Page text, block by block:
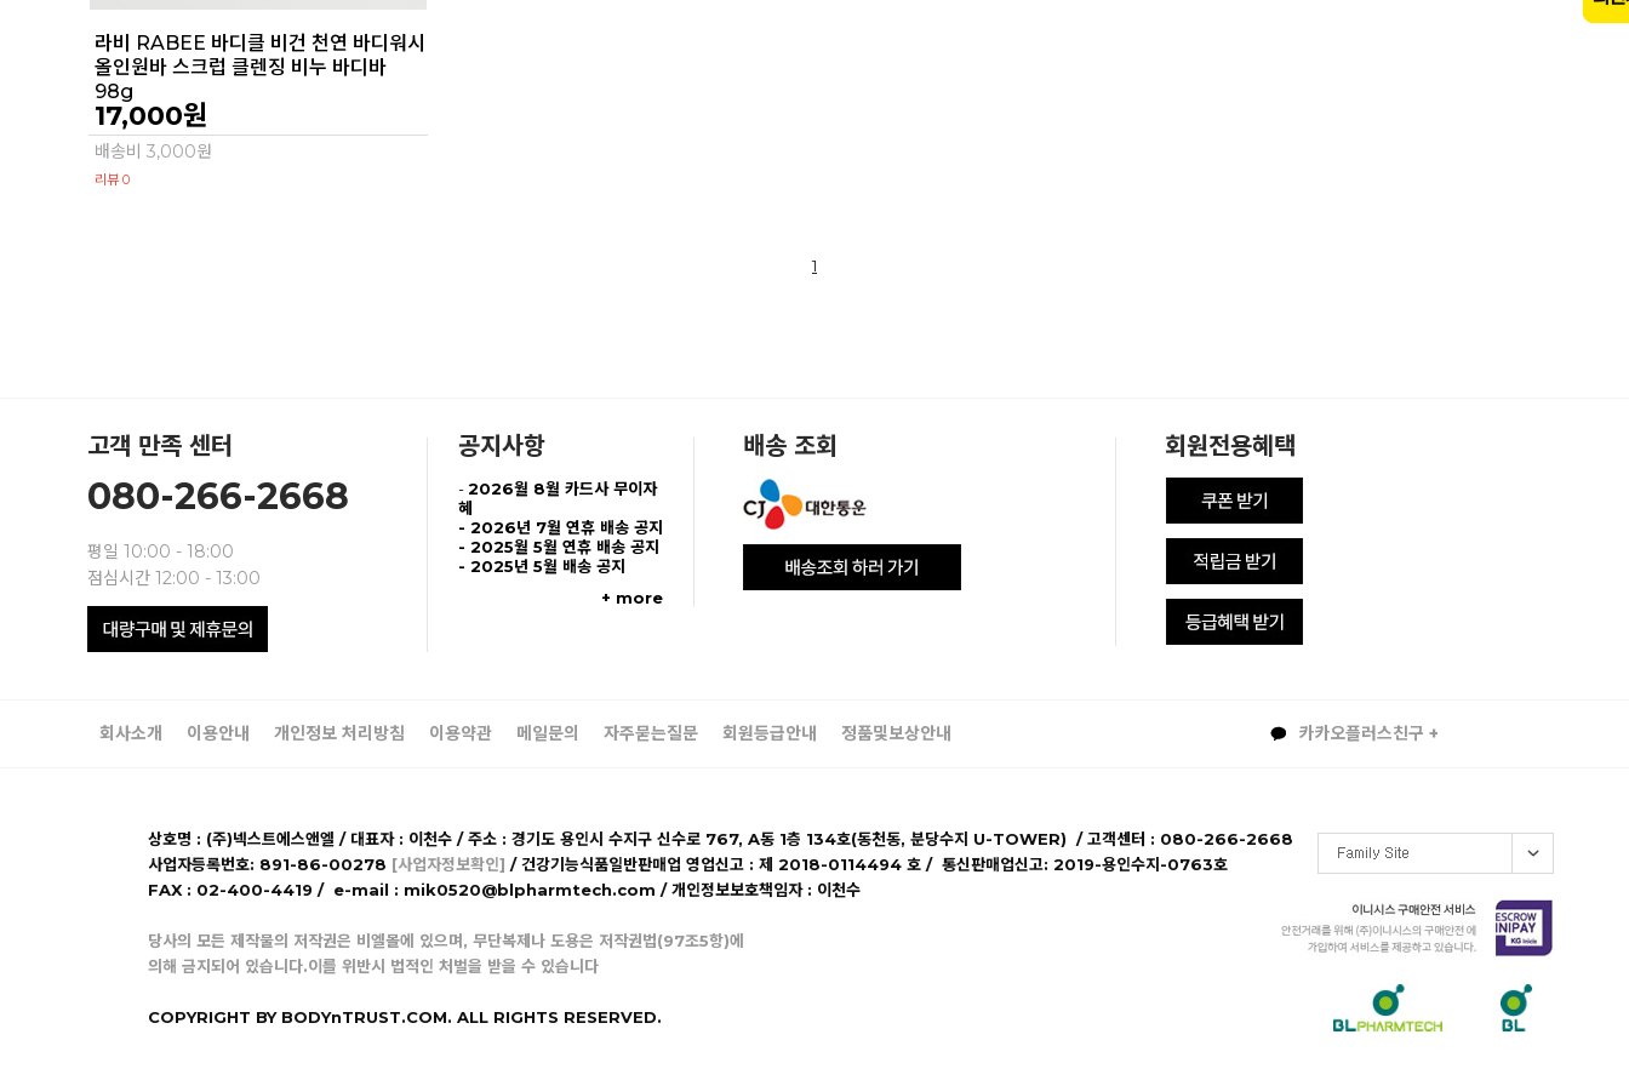
라비 RABEE 바디클 비건 천연 바디워시
올인원바 스크럽 클렌징 비누 바디바
98g
17,000원
배송비 3,000원
리뷰 0
1
고객 만족 센터
080-266-2668
평일 10:00 - 18:00
점심시간 12:00 - 13:00
공지사항
-2026월 8월 카드사 무이자
혜
- 2026년 7월 연휴 배송 공지
- 2025월 5월 연휴 배송 공지
- 2025년 5월 배송 공지
+ more
배송 조회 회원전용혜택
회사소개 이용안내 개인정보 처리방침 이용약관 메일문의 자주묻는질문 회원등급안내 정품및보상안내 카카오플러스친구 +
상호명 : (주)넥스트에스앤엘 / 대표자 : 이천수 / 주소 : 경기도 용인시 수지구 신수로 767, A동 1층 134호(동천동, 분당수지 U-TOWER) / 고객센터 : 080-266-2668
사업자등록번호: 891-86-00278 [사업자정보확인] / 건강기능식품일반판매업 영업신고 : 제 2018-0114494 호 / 통신판매업신고: 2019-용인수지-0763호
FAX : 02-400-4419 / e-mail : mik0520@blpharmtech.com / 개인정보보호책임자 : 이천수
당사의 모든 제작물의 저작권은 비엘몰에 있으며, 무단복제나 도용은 저작권법(97조5항)에
의해 금지되어 있습니다.이를 위반시 법적인 처벌을 받을 수 있습니다
COPYRIGHT BY BODYnTRUST.COM. ALL RIGHTS RESERVED.